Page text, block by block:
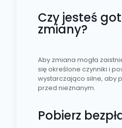
Czy jesteś
zmiany?
Aby zmiana mogła
się określone czynniki i
wystarczająco silne, aby
przed nieznanym.
Pobierz